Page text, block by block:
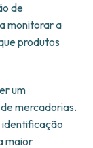
de
monitorar a
produtos
um
mercadorias.
maior